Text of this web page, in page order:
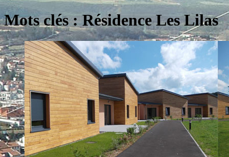
Mots clés : Résidence Les Lilas